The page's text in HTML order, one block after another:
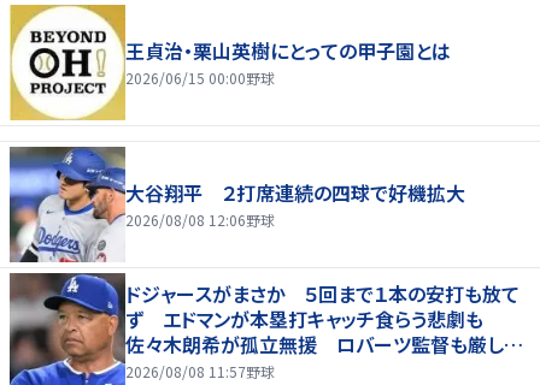
王貞治・栗山英樹にとっての甲子園とは
2026/06/15 00:00野球
大谷翔平 ２打席連続の四球で好機拡大
2026/08/08 12:06野球
ドジャースがまさか ５回まで１本の安打も放て
ず エドマンが本塁打キャッチ食らう悲劇も
佐々木朗希が孤立無援 ロバーツ監督も厳しい
表情
2026/08/08 11:57野球